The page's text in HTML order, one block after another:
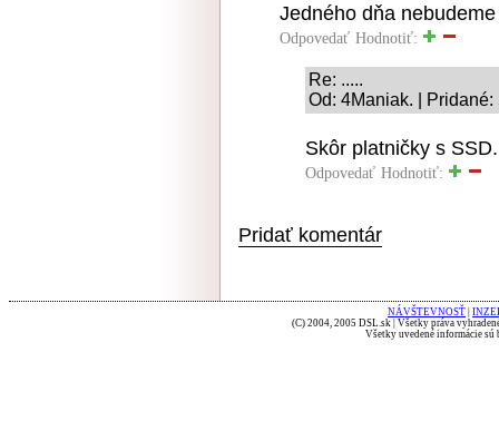
Jedného dňa
Odpovedať Hodnotiť:
Re: .....
Od: 4Maniak. | Pridané:
Skôr platničky s SSD.
Odpovedať Hodnotiť:
Pridať komentár
NÁVŠTEVNOSŤ
(C) 2004, 2005 DSL.sk | Všetky práva
Všetky uvedené informácie sú